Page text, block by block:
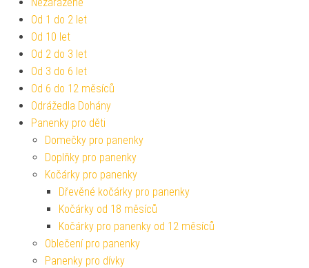
Od 1 do 2 let
Od 10 let
Od 2 do 3 let
Od 3 do 6 let
Od 6 do 12 měsíců
Odrážedla Dohány
Panenky pro děti
Domečky pro panenky
Doplňky pro panenky
Kočárky pro panenky
Dřevěné kočárky pro panenky
Kočárky od 18 měsíců
Kočárky pro panenky od 12 měsíců
Oblečení pro panenky
Panenky pro dívky